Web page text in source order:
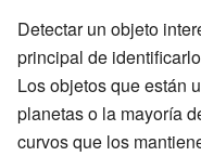
Detectar un objeto
principal de
Los objetos que están
planetas o la mayoría
curvos que los